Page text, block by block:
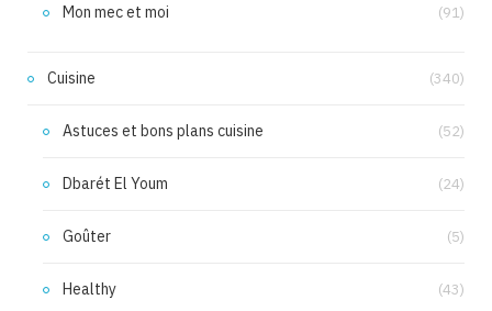
Mon mec et moi (91)
Cuisine (340)
Astuces et bons plans cuisine (52)
Dbarét El Youm (24)
Goûter (5)
Healthy (43)